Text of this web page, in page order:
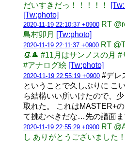
だいすきだっ！！！！！
[Tw:photo]
2020-11-19 22:10:37 +0900 RT
島村卯月 [Tw:photo]
2020-11-19 22:11:37 +0900 RT
👒🎩 #11月はサンノスの月
#アナログ絵 [Tw:photo]
2020-11-19 22:55:19 +0900 #デレ
ということで久しぶりに こ
ら結構いい所いけたので、
取れた。 これはMASTER+
て挑むべきだな…先の譜面
2020-11-19 22:55:29 +0900 RT
し ありがとうございました